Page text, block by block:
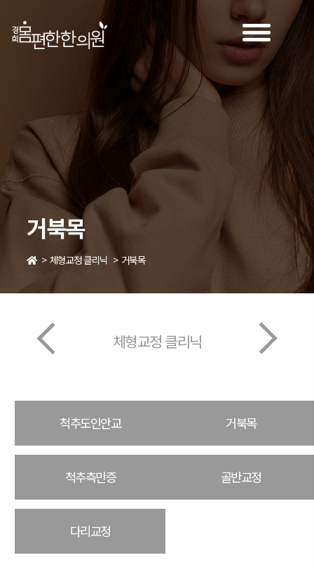
거북목
> 체형교정 클리닉 > 거북목
체형교정 클리닉
척추도인안교
척추측만증
다리교정
거북목
골반교정